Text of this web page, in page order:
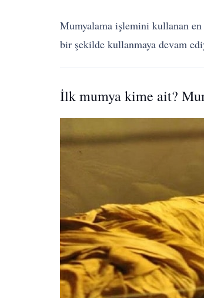
Mumyalama işlemini kullanan
bir şekilde kullanmaya devam
İlk mumya kime ait?